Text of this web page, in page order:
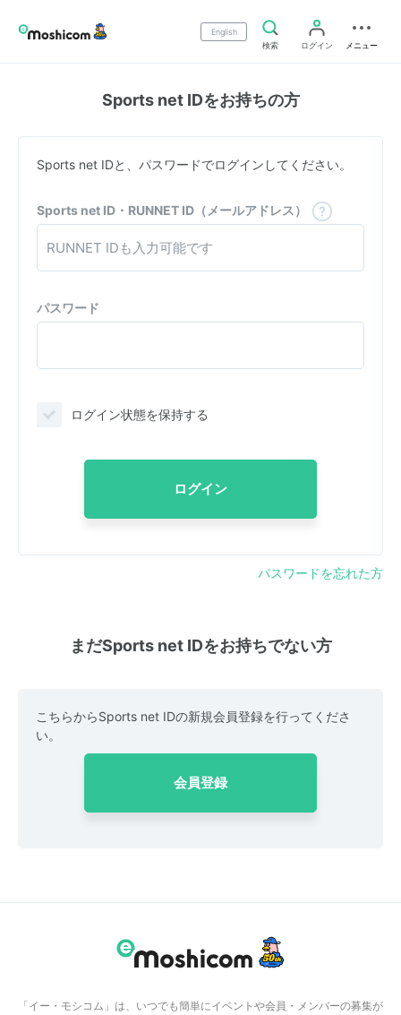
English
検索
ログイン メニュー
Sports net IDをお持ちの方
Sports net IDと、パスワードでログインしてください。
Sports net ID・RUNNET ID（メールアドレス）
パスワード
ログイン状態を保持する
ログイン
パスワードを忘れた方
まだSports net IDをお持ちでない方
こちらからSports net IDの新規会員登録を行ってくださ
い。
会員登録
「イー・モシコム」は、いつでも簡単にイベントや会員・メンバーの募集が